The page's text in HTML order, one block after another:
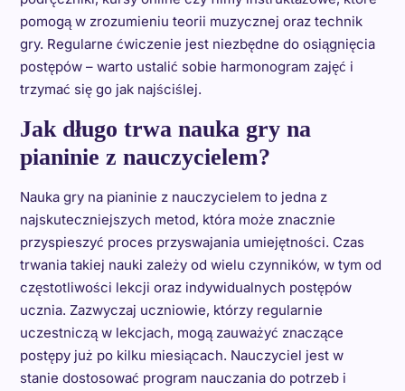
pomogą w zrozumieniu teorii muzycznej oraz technik
gry. Regularne ćwiczenie jest niezbędne do osiągnięcia
postępów – warto ustalić sobie harmonogram zajęć i
trzymać się go jak najściślej.
Jak długo trwa nauka gry na
pianinie z nauczycielem?
Nauka gry na pianinie z nauczycielem to jedna z
najskuteczniejszych metod, która może znacznie
przyspieszyć proces przyswajania umiejętności. Czas
trwania takiej nauki zależy od wielu czynników, w tym od
częstotliwości lekcji oraz indywidualnych postępów
ucznia. Zazwyczaj uczniowie, którzy regularnie
uczestniczą w lekcjach, mogą zauważyć znaczące
postępy już po kilku miesiącach. Nauczyciel jest w
stanie dostosować program nauczania do potrzeb i